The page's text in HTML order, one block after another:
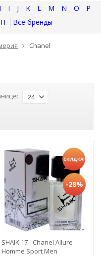
I J K L M N O
P
П
Chanel
24
СКИДКА!
-28%
SHAIK 17 - Chanel Allure
Homme Sport Men